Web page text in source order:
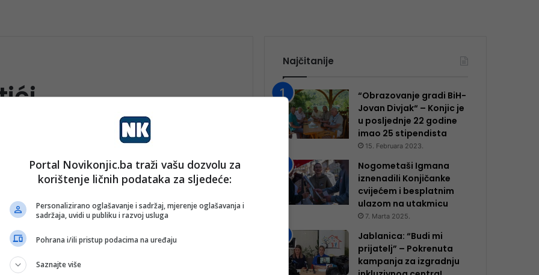
nk 2 17. Marta 2026.
Paketićima obradovali mališane
staranja u Mostaru
Učenici odjeljenja IV-4 su 16. 3. 2026. godine, u
Najčitanije
“Obrazovanje gradi BiH-
Jovan Divjak“ – Konjic je
u posljednje 22 godine
imao 25 ​​stipendista
15. Februara 2023.
Nogometaši Igmana
iznenadili Konjičanke
cvijećem i besplatnim
ulazom na utakmicu
7. Marta 2025.
Jablanica: “Budi mi
prijatelj” – Pokrenuta
kampanja za izgradnju
Portal Novikonjic.ba traži vašu dozvolu za
korištenje ličnih podataka za sljedeće:
Personalizirano oglašavanje i sadržaj, mjerenje oglašavanja i
sadržaja, uvidi u publiku i razvoj usluga
Pohrana i/ili pristup podacima na uređaju
Saznajte više